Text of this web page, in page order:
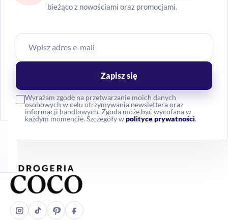
bieżąco z nowościami oraz promocjami.
Wyrażam zgodę na przetwarzanie moich danych
osobowych w celu otrzymywania newslettera oraz
informacji handlowych. Zgoda może być wycofana w
każdym momencie. Szczegóły wpolityce prywatności.
Zapisz się